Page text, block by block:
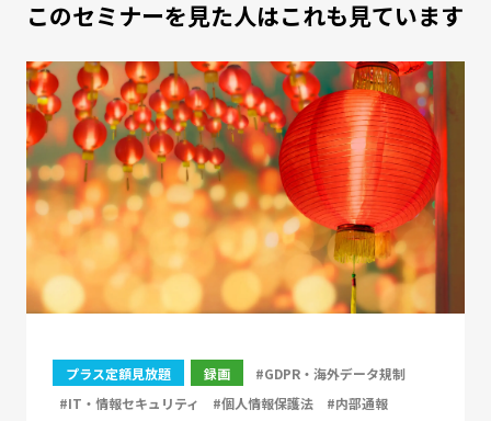
このセミナーを見た人はこれも見ています
プラス定額見放題 録画
#GDPR・海外データ規制
#IT・情報セキュリティ
#個人情報保護法
#内部通報